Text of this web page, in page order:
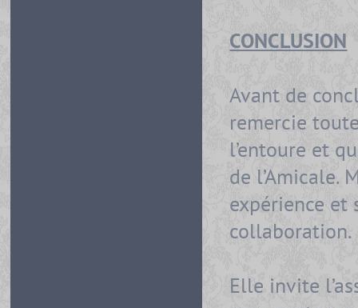
CONCLUSION
Avant de
remercie
l’entoure et
de l’Amicale.
expérience et
collaboration.
Elle invite